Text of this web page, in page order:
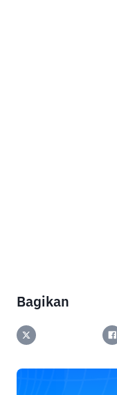
Bagikan